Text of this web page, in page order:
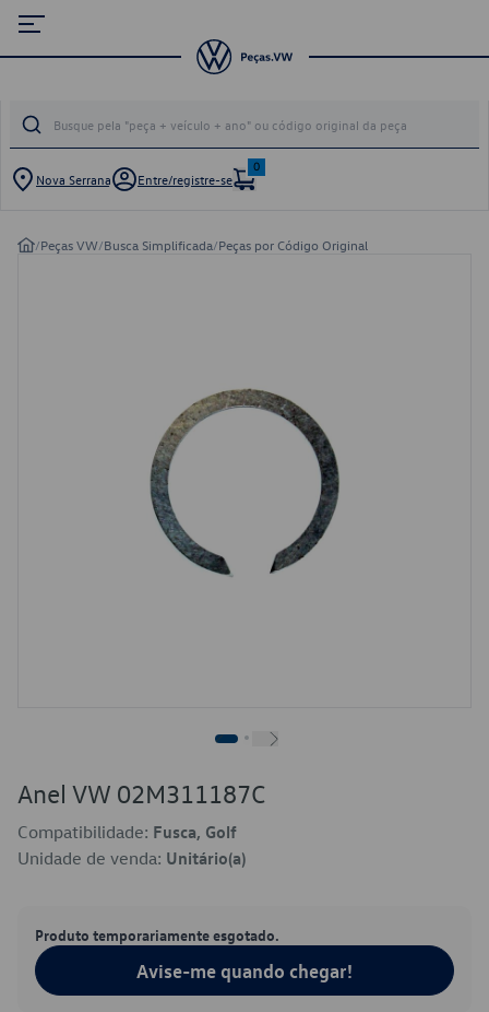
Nova Serrana Entre/registre-se
0
/Peças VW/Busca Simplificada/Peças por Código Original
Anel VW 02M311187C
Compatibilidade: Fusca, Golf
Unidade de venda: Unitário(a)
Produto temporariamente esgotado.
Avise-me quando chegar!